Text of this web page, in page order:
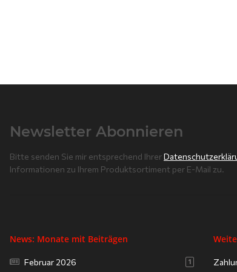
Newsletter Abonnieren
Bitte senden Sie mir entsprechend Ihrer
Informationen zu Ihrem Produktsortiment per E-Mail zu.
News: Monate mit Beiträgen
Februar 2026 1